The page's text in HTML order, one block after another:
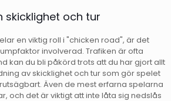
skicklighet och tur
en viktig roll i "chicken road", är det
involverad. Trafiken är ofta
kan du bli påkörd trots att du har gjort allt
av skicklighet och tur som gör spelet
Även de mest erfarna spelarna
och det är viktigt att inte låta sig nedslås